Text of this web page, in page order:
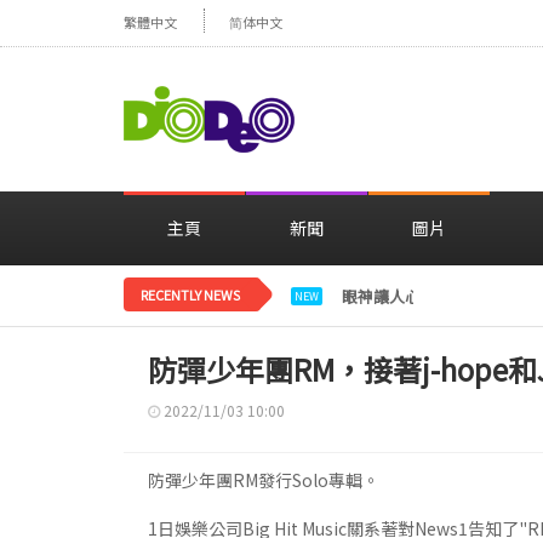
繁體中文 简体中文
主頁 新聞 圖片
RECENTLY NEWS NEW 眼神讓人心動，美貌閃耀
防彈少年團RM，接著j-hope
2022/11/03 10:00
防彈少年團RM發行Solo專輯。
1日娛樂公司Big Hit Music關系著對News1告知了